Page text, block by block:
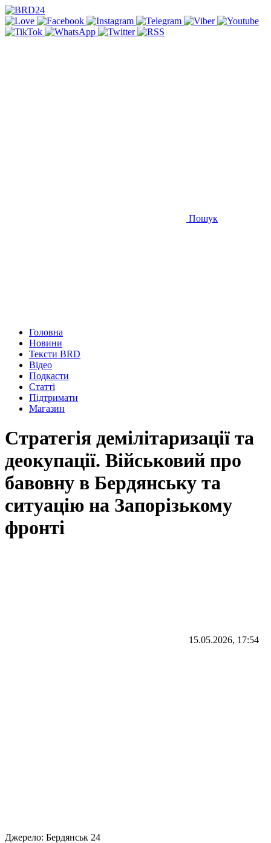
Пошук
Головна
Новини
Тексти BRD
Відео
Подкасти
Статті
Підтримати
Магазин
Стратегія демілітаризації та
деокупації. Військовий про
бавовну в Бердянську та
ситуацію на Запорізькому
фронті
15.05.2026, 17:54
Джерело: Бердянськ 24